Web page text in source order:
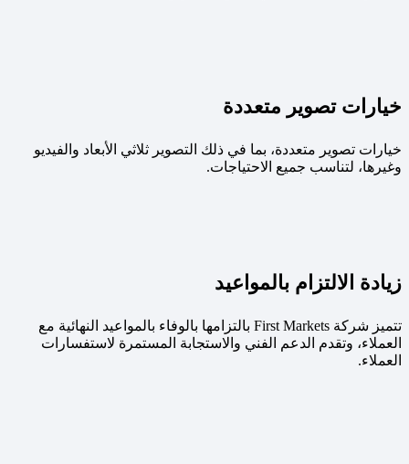
خيارات تصوير متعددة
خيارات تصوير متعددة، بما في ذلك التصوير ثلاثي الأبعاد والفيديو
وغيرها، لتناسب جميع الاحتياجات.
زيادة الالتزام بالمواعيد
تتميز شركة First Markets بالتزامها بالوفاء بالمواعيد النهائية مع
العملاء، وتقدم الدعم الفني والاستجابة المستمرة لاستفسارات
العملاء.